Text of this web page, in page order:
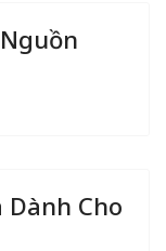
Dành Cho